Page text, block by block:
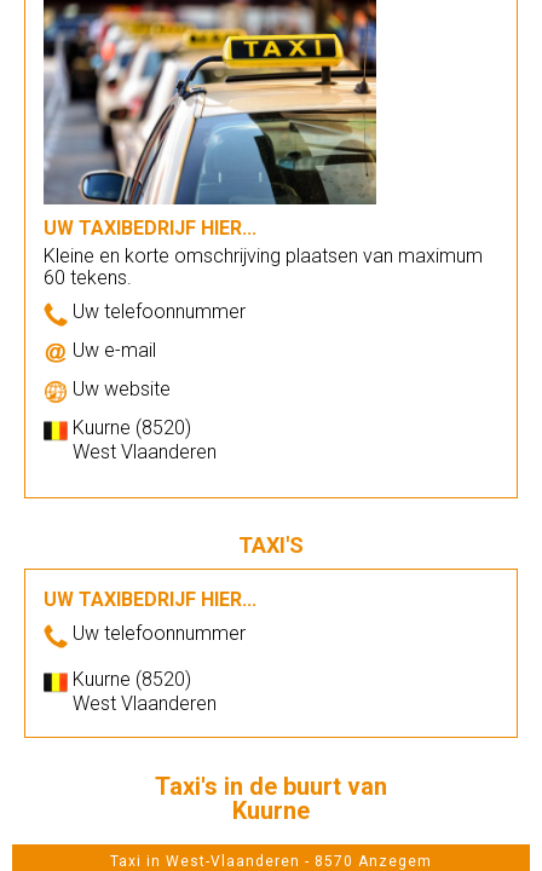
UW TAXIBEDRIJF HIER...
Kleine en korte omschrijving plaatsen van maximum
60 tekens.
Uw telefoonnummer
Uw e-mail
Uw website
Kuurne (8520)
West Vlaanderen
TAXI'S
UW TAXIBEDRIJF HIER...
Uw telefoonnummer
Kuurne (8520)
West Vlaanderen
Taxi's in de buurt van
Kuurne
Taxi in West-Vlaanderen - 8570 Anzegem